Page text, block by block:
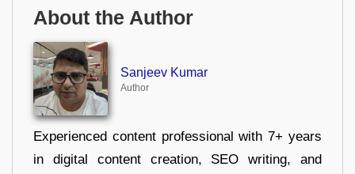
About the Author
Sanjeev Kumar
Author
Experienced content professional with 7+ years
in digital content creation, SEO writing, and